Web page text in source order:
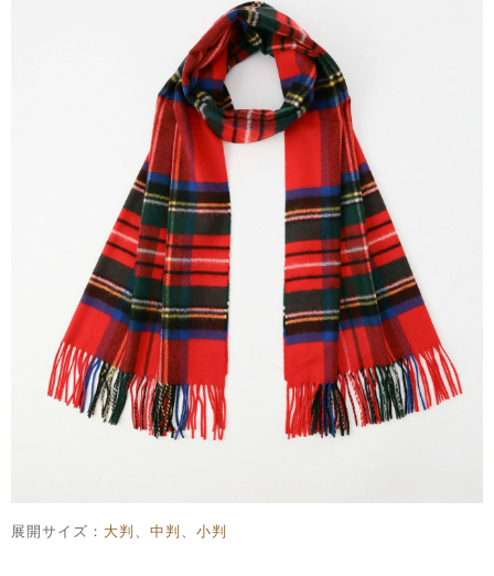
展開サイズ： 大判 、 中判 、 小判